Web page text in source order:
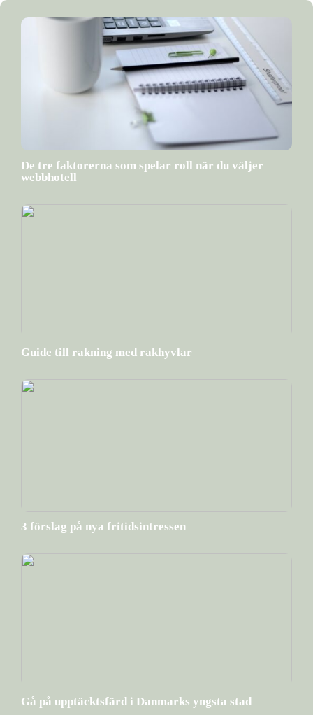
De tre faktorerna som spelar roll när du väljer
webbhotell
Guide till rakning med rakhyvlar
3 förslag på nya fritidsintressen
Gå på upptäcktsfärd i Danmarks yngsta stad